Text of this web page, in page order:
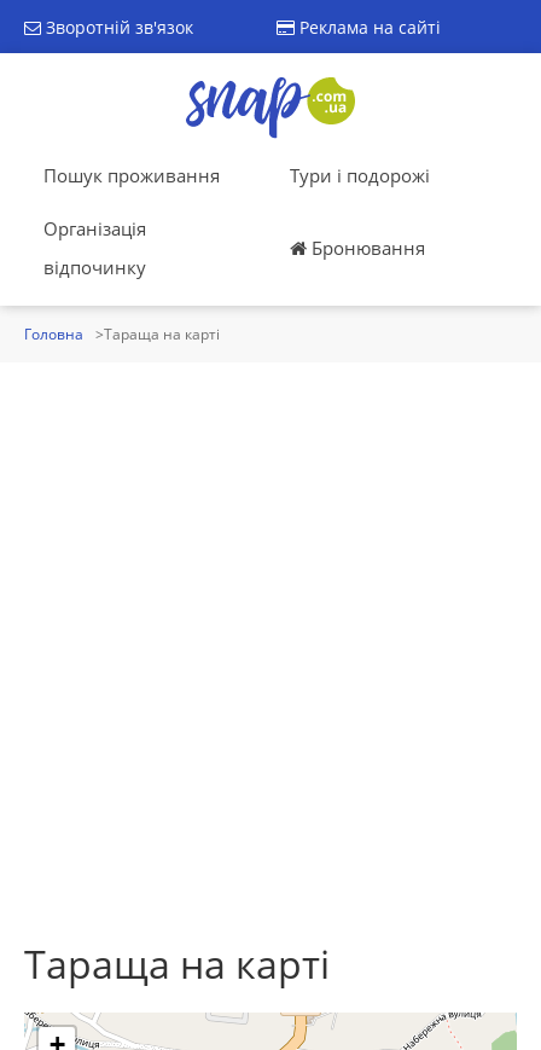
Зворотній зв'язок Реклама на сайті
Пошук проживання Тури і подорожі
Організація
відпочинку
Бронювання
Головна Тараща на карті
Тараща на карті